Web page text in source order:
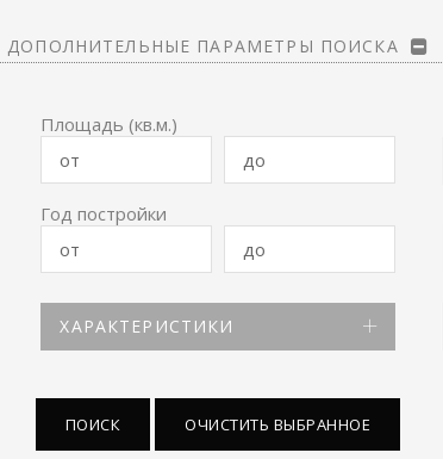
ДОПОЛНИТЕЛЬНЫЕ ПАРАМЕТРЫ ПОИСКА
Площадь (кв.м.)
Год постройки
ХАРАКТЕРИСТИКИ
ПОИСК ОЧИСТИТЬ ВЫБРАННОЕ